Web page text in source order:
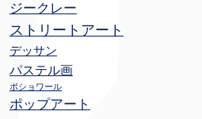
ジークレー
ストリートアート
デッサン
パステル画
ポショワール
ポップアート